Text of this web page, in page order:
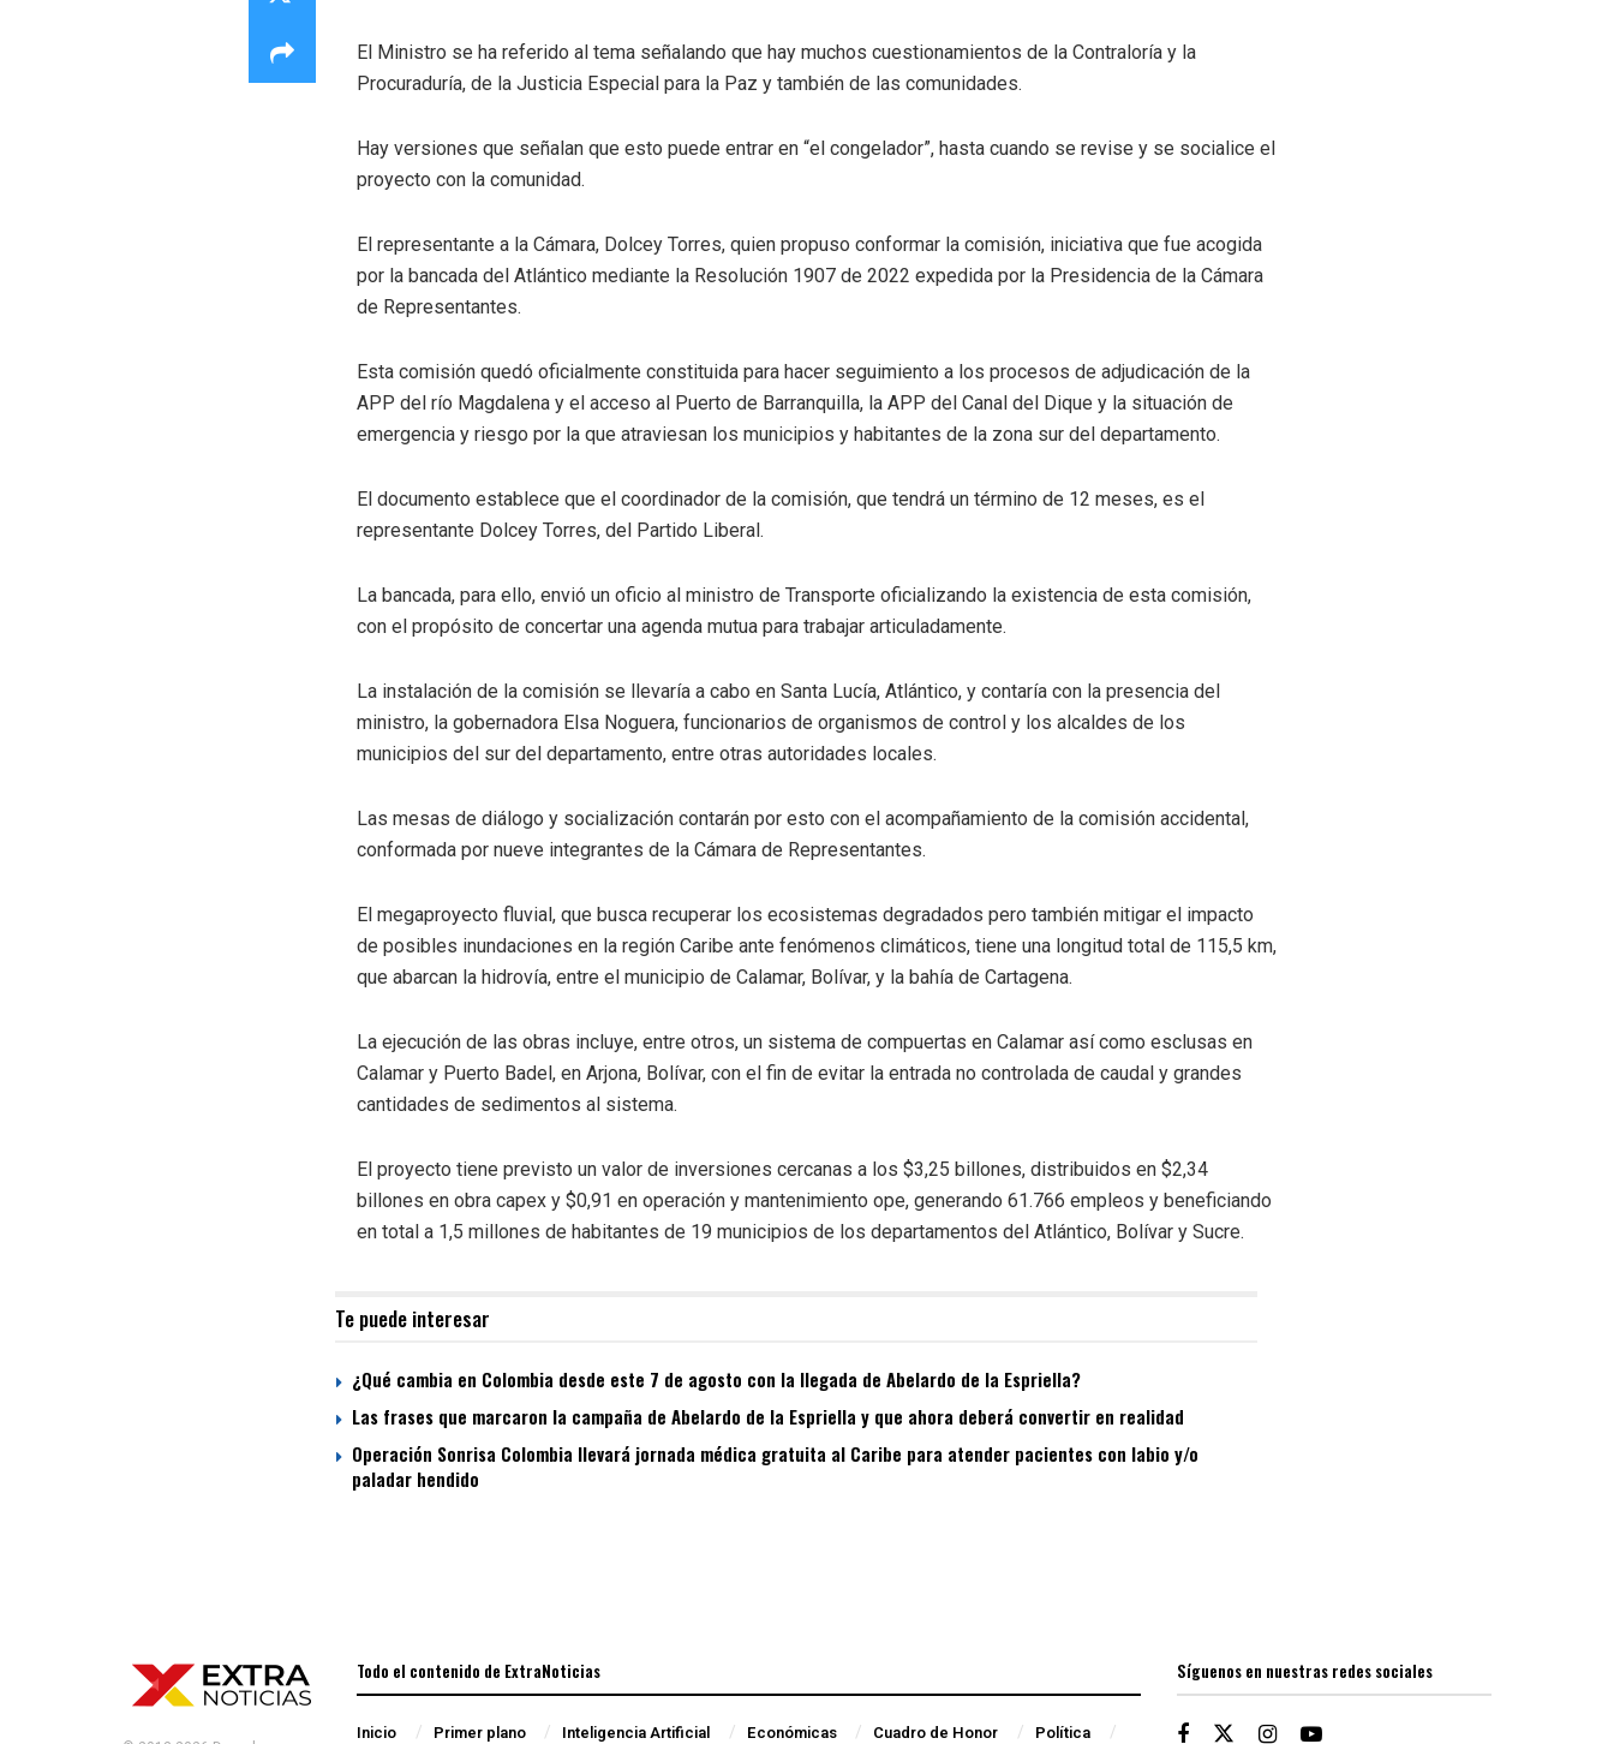
El Ministro se ha referido al tema señalando que hay muchos cuestionamientos de la Contraloría y la
Procuraduría, de la Justicia Especial para la Paz y también de las comunidades.
Hay versiones que señalan que esto puede entrar en “el congelador”, hasta cuando se revise y se socialice el
proyecto con la comunidad.
El representante a la Cámara, Dolcey Torres, quien propuso conformar la comisión, iniciativa que fue acogida
por la bancada del Atlántico mediante la Resolución 1907 de 2022 expedida por la Presidencia de la Cámara
de Representantes.
Esta comisión quedó oficialmente constituida para hacer seguimiento a los procesos de adjudicación de la
APP del río Magdalena y el acceso al Puerto de Barranquilla, la APP del Canal del Dique y la situación de
emergencia y riesgo por la que atraviesan los municipios y habitantes de la zona sur del departamento.
El documento establece que el coordinador de la comisión, que tendrá un término de 12 meses, es el
representante Dolcey Torres, del Partido Liberal.
La bancada, para ello, envió un oficio al ministro de Transporte oficializando la existencia de esta comisión,
con el propósito de concertar una agenda mutua para trabajar articuladamente.
La instalación de la comisión se llevaría a cabo en Santa Lucía, Atlántico, y contaría con la presencia del
ministro, la gobernadora Elsa Noguera, funcionarios de organismos de control y los alcaldes de los
municipios del sur del departamento, entre otras autoridades locales.
Las mesas de diálogo y socialización contarán por esto con el acompañamiento de la comisión accidental,
conformada por nueve integrantes de la Cámara de Representantes.
El megaproyecto fluvial, que busca recuperar los ecosistemas degradados pero también mitigar el impacto
de posibles inundaciones en la región Caribe ante fenómenos climáticos, tiene una longitud total de 115,5 km,
que abarcan la hidrovía, entre el municipio de Calamar, Bolívar, y la bahía de Cartagena.
La ejecución de las obras incluye, entre otros, un sistema de compuertas en Calamar así como esclusas en
Calamar y Puerto Badel, en Arjona, Bolívar, con el fin de evitar la entrada no controlada de caudal y grandes
cantidades de sedimentos al sistema.
El proyecto tiene previsto un valor de inversiones cercanas a los $3,25 billones, distribuidos en $2,34
billones en obra capex y $0,91 en operación y mantenimiento ope, generando 61.766 empleos y beneficiando
en total a 1,5 millones de habitantes de 19 municipios de los departamentos del Atlántico, Bolívar y Sucre.
Te puede interesar
¿Qué cambia en Colombia desde este 7 de agosto con la llegada de Abelardo de la Espriella?
Las frases que marcaron la campaña de Abelardo de la Espriella y que ahora deberá convertir en realidad
Operación Sonrisa Colombia llevará jornada médica gratuita al Caribe para atender pacientes con labio y/o
paladar hendido
Todo el contenido de ExtraNoticias
Inicio Primer plano Inteligencia Artificial Económicas Cuadro de Honor Política
Síguenos en nuestras redes sociales